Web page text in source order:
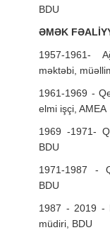
BDU
ƏMƏK
1957-1961-
məktəbi,
1961-1969 -
elmi işçi, AMEA
1969 -1971-
BDU
1971-1987 -
BDU
1987 - 2019 -
müdiri, BDU